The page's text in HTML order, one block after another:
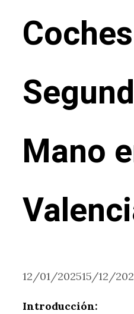
Mano
12/01/202515/12/
Introducción: